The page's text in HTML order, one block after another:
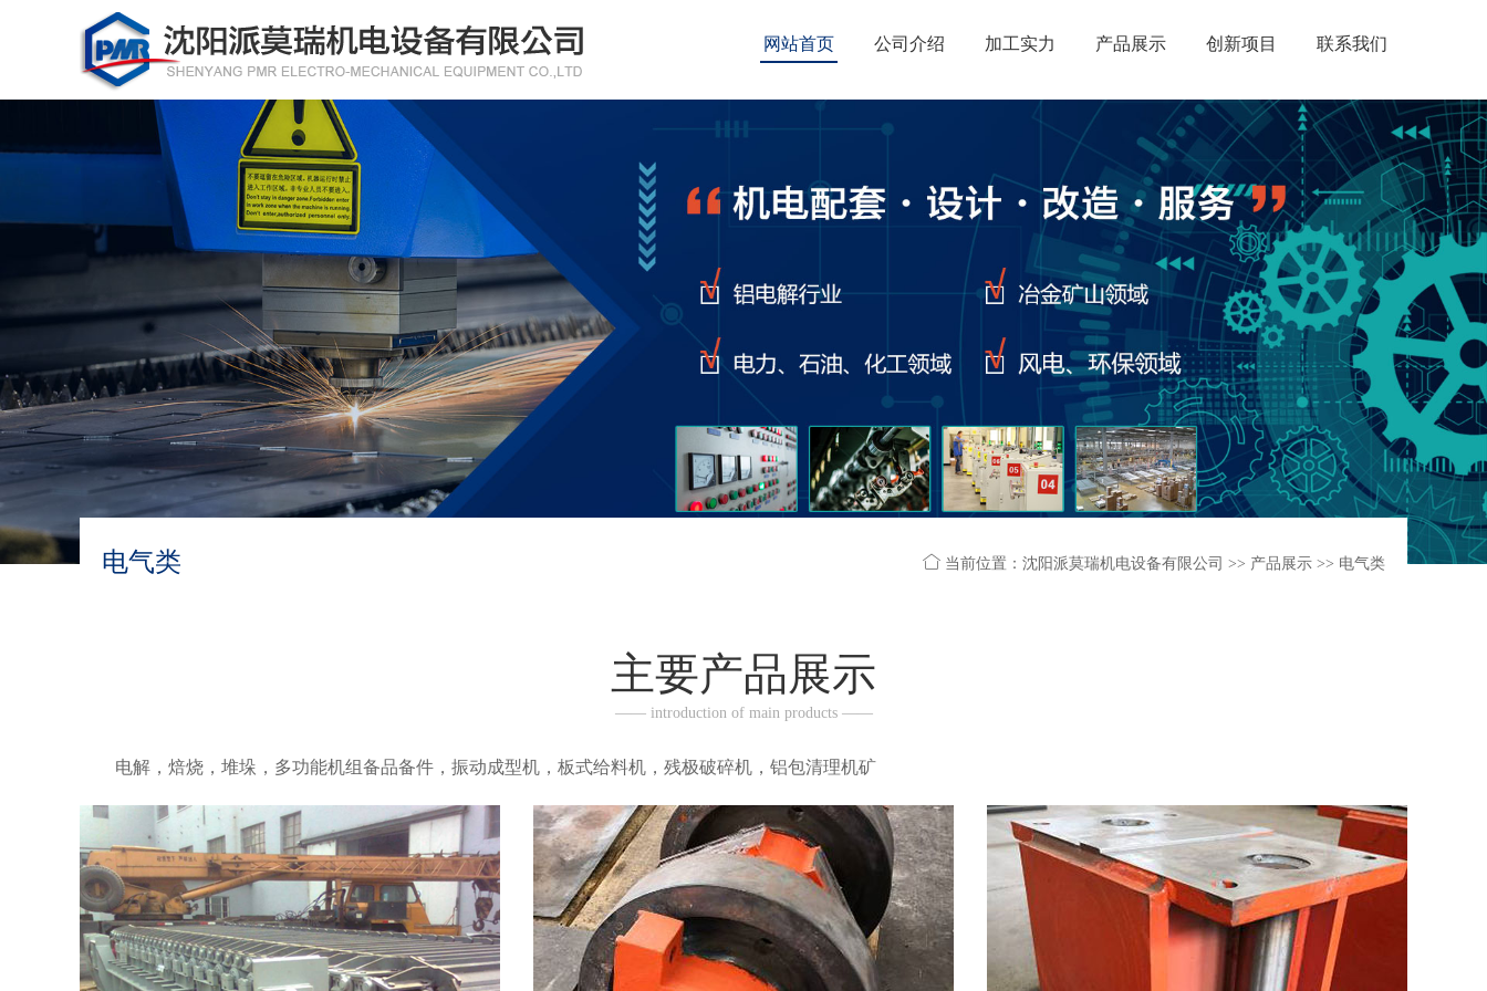
网站首页 公司介绍 加工实力 产品展示 创新项目 联系我们
电气类  当前位置： 沈阳派莫瑞机电设备有限公司 >> 产品展示 >> 电气类
主要产品展示
—— introduction of main products ——
电解，焙烧，堆垛，多功能机组备品备件，振动成型机，板式给料机，残极破碎机，铝包清理机矿